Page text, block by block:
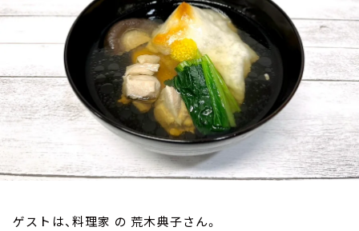
会社情報
ゲストは、料理家 の 荒木典子さん。